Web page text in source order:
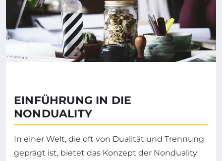
EINFÜHRUNG IN DIE
NONDUALITY
In einer Welt, die oft von Dualität und Trennung
geprägt ist, bietet das Konzept der Nonduality